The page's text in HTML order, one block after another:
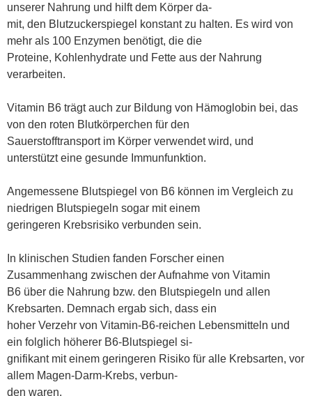
unserer Nahrung und hilft dem Körper da-
mit, den Blutzuckerspiegel konstant zu halten. Es wird von
mehr als 100 Enzymen benötigt, die die
Proteine, Kohlenhydrate und Fette aus der Nahrung
verarbeiten.
Vitamin B6 trägt auch zur Bildung von Hämoglobin bei, das
von den roten Blutkörperchen für den
Sauerstofftransport im Körper verwendet wird, und
unterstützt eine gesunde Immunfunktion.
Angemessene Blutspiegel von B6 können im Vergleich zu
niedrigen Blutspiegeln sogar mit einem
geringeren Krebsrisiko verbunden sein.
In klinischen Studien fanden Forscher einen
Zusammenhang zwischen der Aufnahme von Vitamin
B6 über die Nahrung bzw. den Blutspiegeln und allen
Krebsarten. Demnach ergab sich, dass ein
hoher Verzehr von Vitamin-B6-reichen Lebensmitteln und
ein folglich höherer B6-Blutspiegel si-
gnifikant mit einem geringeren Risiko für alle Krebsarten, vor
allem Magen-Darm-Krebs, verbun-
den waren.